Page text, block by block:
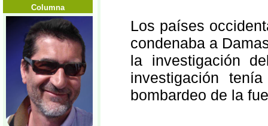
Columna
Los países
condenaba a
la investigación
investigación
bombardeo de la